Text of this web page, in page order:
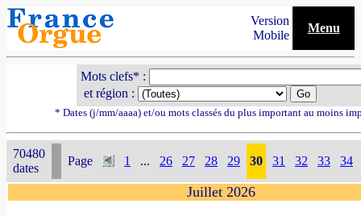
Version
Mobile
Menu
Mots clefs* :
et région :
* Dates (j/mm/aaaa) et/ou mots classés du plus important au moins
70480
dates
Page 1 ... 26 27 28 29 30 31 32 33 34
Juillet 2026